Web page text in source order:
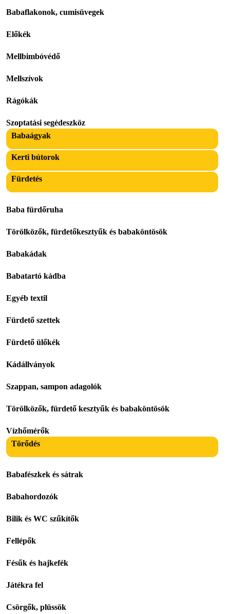
Babaflakonok, cumisüvegek
Előkék
Mellbimbóvédő
Mellszívok
Rágókák
Szoptatási segédeszköz
Babaágyak
Kerti bútorok
Fürdetés
Baba fürdőruha
Törölközők, fürdetőkesztyűk és babaköntösök
Babakádak
Babatartó kádba
Egyéb textil
Fürdető szettek
Fürdető ülőkék
Kádállványok
Szappan, sampon adagolók
Törölközők, fürdető kesztyűk és babaköntösök
Vízhőmérők
Törődés
Babafészkek és sátrak
Babahordozók
Bilik és WC szűkítők
Fellépők
Fésűk és hajkefék
Játékra fel
Csörgők, plüssök